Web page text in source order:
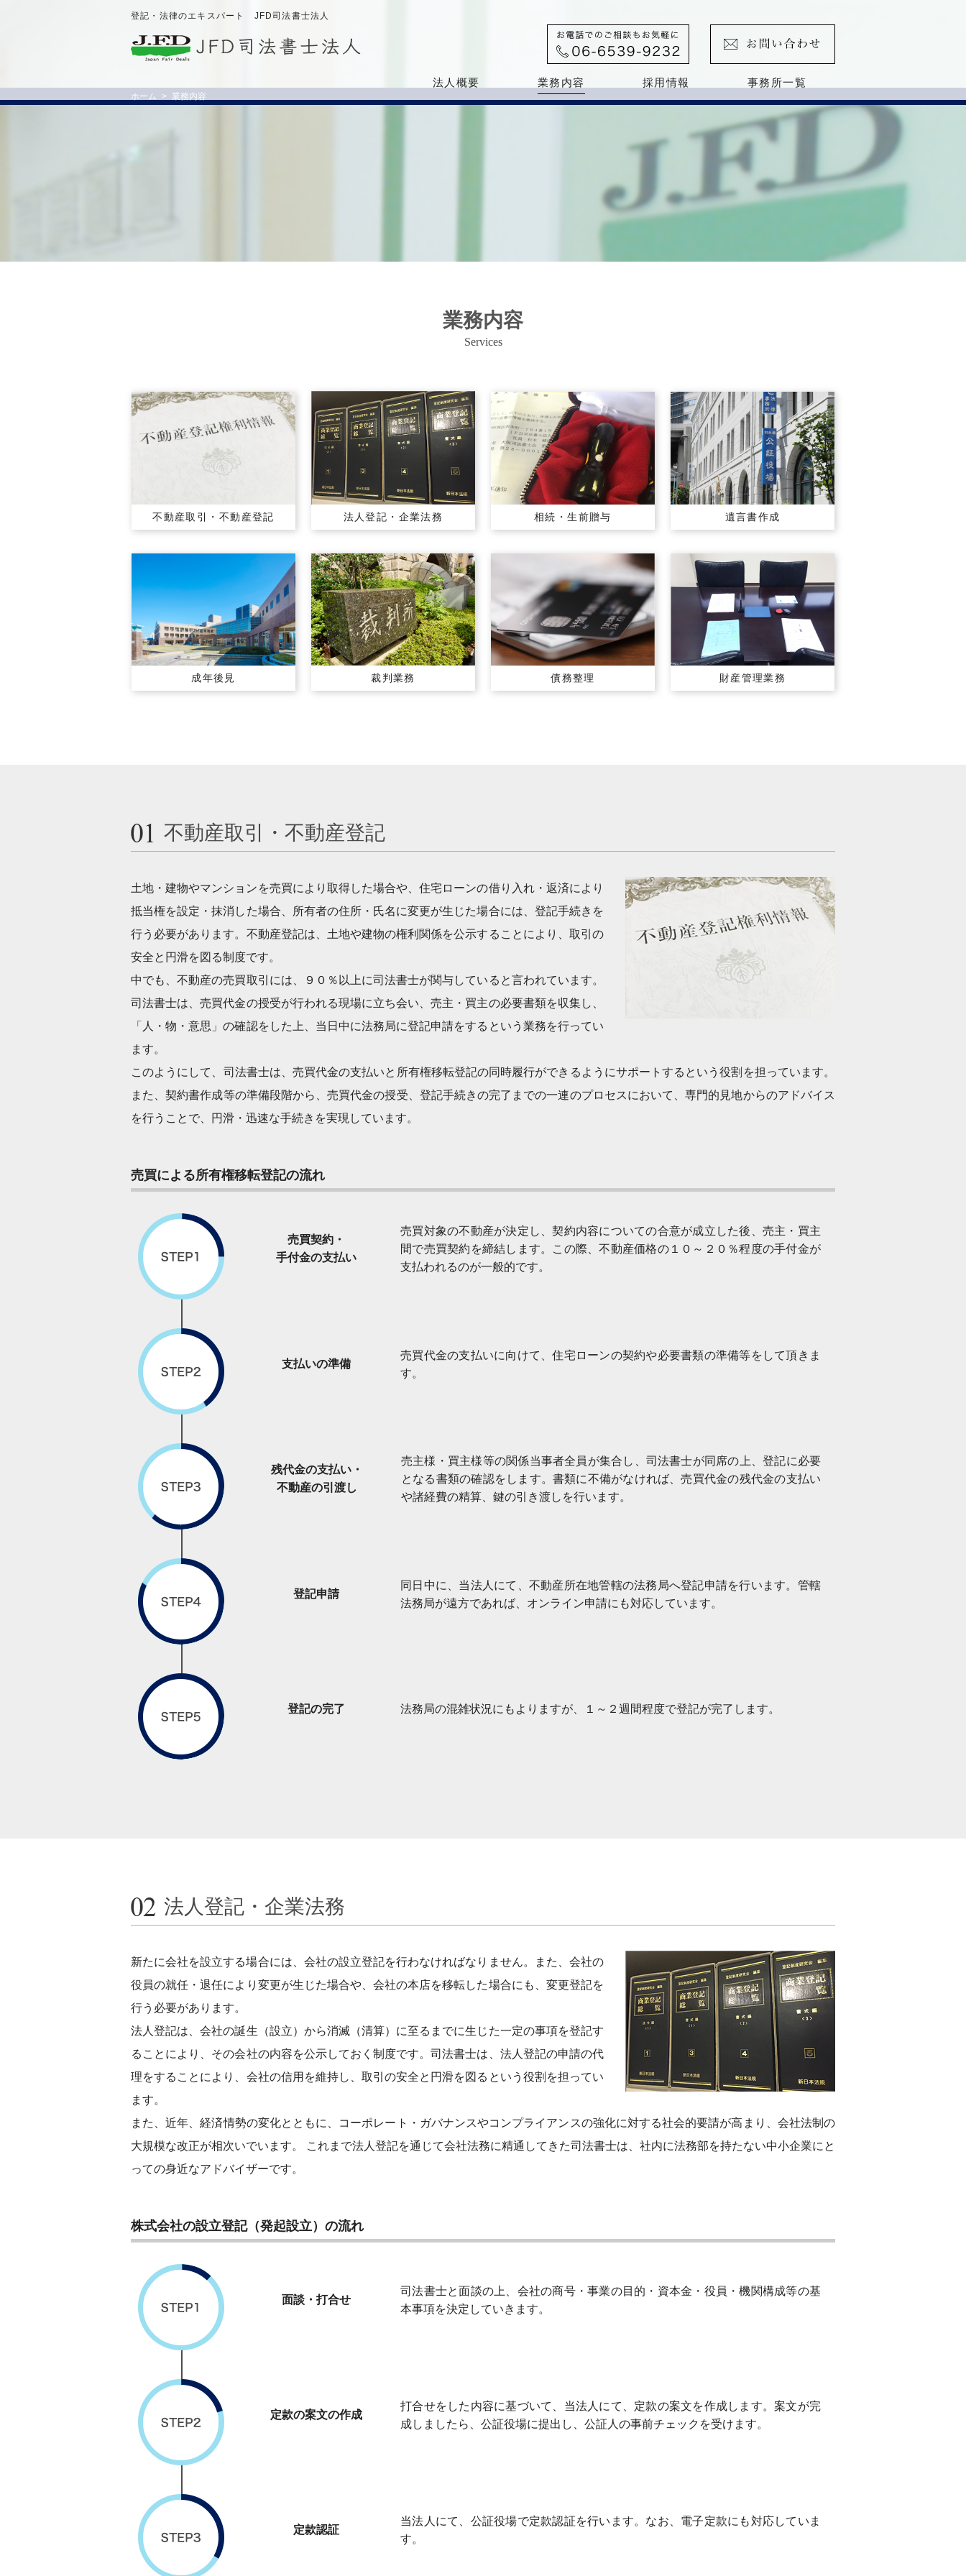
登記・法律のエキスパート JFD司法書士法人
法人概要 業務内容 採用情報 事務所一覧
ホーム 業務内容
業務内容
Services
不動産取引・ 不動産登記 法人登記・ 企業法務 相続・生前贈与 遺言書作成
成年後見 裁判業務 債務整理 財産管理業務
不動産取引・不動産登記
土地・建物やマンションを売買により取得した場合や、住宅ローンの借り入れ・返済により
抵当権を設定・抹消した場合、所有者の住所・氏名に変更が生じた場合には、登記手続きを
行う必要があります。不動産登記は、土地や建物の権利関係を公示することにより、取引の
安全と円滑を図る制度です。
中でも、不動産の売買取引には、９０％以上に司法書士が関与していると言われています。
司法書士は、売買代金の授受が行われる現場に立ち会い、売主・買主の必要書類を収集し、
「人・物・意思」の確認をした上、当日中に法務局に登記申請をするという業務を行ってい
ます。
このようにして、司法書士は、売買代金の支払いと所有権移転登記の同時履行ができるようにサポートするという役割を担っています。
また、契約書作成等の準備段階から、売買代金の授受、登記手続きの完了までの一連のプロセスにおいて、専門的見地からのアドバイス
を行うことで、円滑・迅速な手続きを実現しています。
売買による所有権移転登記の流れ
売買契約・
手付金の支払い
売買対象の不動産が決定し、契約内容についての合意が成立した後、売主・買主
間で売買契約を締結します。この際、不動産価格の１０～２０％程度の手付金が
支払われるのが一般的です。
支払いの準備
売買代金の支払いに向けて、住宅ローンの契約や必要書類の準備等をして頂きま
す。
残代金の支払い・
不動産の引渡し
売主様・買主様等の関係当事者全員が集合し、司法書士が同席の上、登記に必要
となる書類の確認をします。書類に不備がなければ、売買代金の残代金の支払い
や諸経費の精算、鍵の引き渡しを行います。
登記申請
同日中に、当法人にて、不動産所在地管轄の法務局へ登記申請を行います。管轄
法務局が遠方であれば、オンライン申請にも対応しています。
登記の完了 法務局の混雑状況にもよりますが、１～２週間程度で登記が完了します。
法人登記・企業法務
新たに会社を設立する場合には、会社の設立登記を行わなければなりません。また、会社の
役員の就任・退任により変更が生じた場合や、会社の本店を移転した場合にも、変更登記を
行う必要があります。
法人登記は、会社の誕生（設立）から消滅（清算）に至るまでに生じた一定の事項を登記す
ることにより、その会社の内容を公示しておく制度です。司法書士は、法人登記の申請の代
理をすることにより、会社の信用を維持し、取引の安全と円滑を図るという役割を担ってい
ます。
また、近年、経済情勢の変化とともに、コーポレート・ガバナンスやコンプライアンスの強化に対する社会的要請が高まり、会社法制の
大規模な改正が相次いでいます。 これまで法人登記を通じて会社法務に精通してきた司法書士は、社内に法務部を持たない中小企業にと
っての身近なアドバイザーです。
株式会社の設立登記（発起設立）の流れ
面談・打合せ
司法書士と面談の上、会社の商号・事業の目的・資本金・役員・機関構成等の基
本事項を決定していきます。
定款の案文の作成
打合せをした内容に基づいて、当法人にて、定款の案文を作成します。案文が完
成しましたら、公証役場に提出し、公証人の事前チェックを受けます。
定款認証
当法人にて、公証役場で定款認証を行います。なお、電子定款にも対応していま
す。